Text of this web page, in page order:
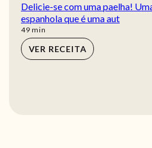
Delicie-se com uma paelha!
espanhola que é uma aut
49min
min
VER RECEITA